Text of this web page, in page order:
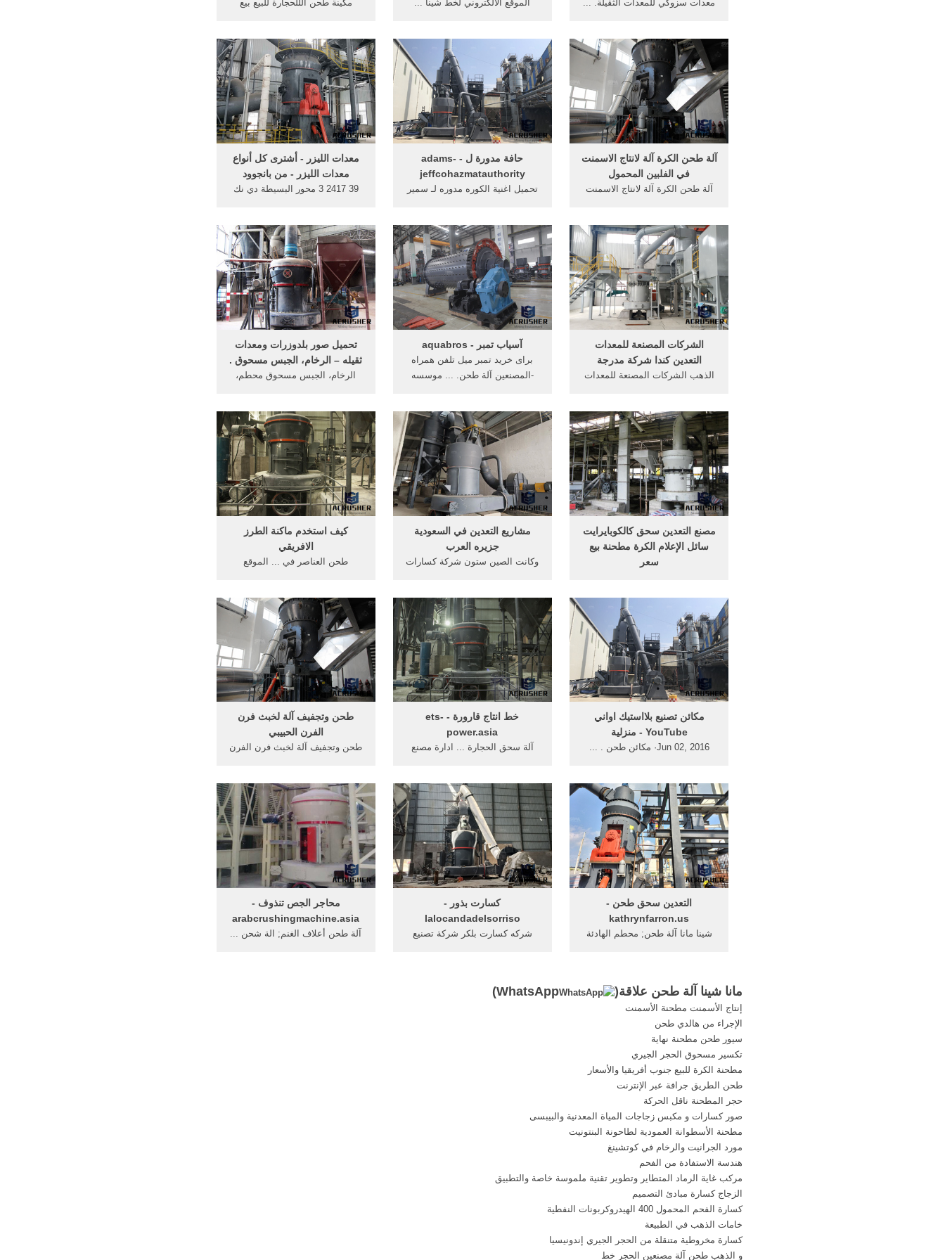
مكينة طحن الللحجارة للبيع بيع
الموقع الالكتروني لخط شينا ...
معدات سزوكي للمعدات الثقيلة. ...
معدات الليزر - أشترى كل أنواع
معدات الليزر - من بانجوود
39 2417 3 محور البسيطة دي نك
EleksMaker® مانا 3 ...
حافة مدورة ل - adams-
jeffcohazmatauthority
تحميل اغنية الكوره مدوره لـ سمير
آلة طحن الكرة آلة لانتاج الاسمنت
في الفلبين المحمول
آلة طحن الكرة آلة لانتاج الاسمنت
تحميل صور بلدوزرات ومعدات
ثقيله – الرخام، الجبس مسحوق .
الرخام، الجبس مسحوق محطم،
البناء طحن ...
آسیاب تمبر - aquabros
برای خرید تمبر میل تلفن همراه
-المصنعين آلة طحن. ... موسسه
الشركات المصنعة للمعدات
التعدين كندا شركة مدرجة
الذهب الشركات المصنعة للمعدات
...
كيف استخدم ماكنة الطرز
الافريقي
طحن العناصر في ... الموقع
...
مشاريع التعدين في السعودية
جزيره العرب
وكانت الصين ستون شركة كسارات
مصنع التعدين سحق كالكوبايرايت
سائل الإعلام الكرة مطحنة بيع
سعر
مصنع, مطحنة الحبوب ...
طحن وتجفيف آلة لخبث فرن
الفرن الحبيبي
طحن وتجفيف آلة لخبث فرن الفرن
خط انتاج قارورة - ets-
power.asia
آلة سحق الحجارة ... ادارة مصنع
‫مكائن تصنيع بلااستيك اواني
منزلية‬‎ - YouTube
Jun 02, 2016· مكائن طحن . ...
الوجبات ...
محاجر الجص تنذوف -
arabcrushingmachine.asia
آلة طحن أعلاف الغنم; الة شحن ...
كسارت بذور -
lalocandadelsorriso
شركه كسارت بلكر شركة تصنيع
التعدين سحق طحن -
kathrynfarron.us
شينا مانا آلة طحن; محطم الهادئة
مانا شينا آلة طحن علاقة( WhatsApp
)
إنتاج الأسمنت مطحنة الأسمنت
الإجراء من هالدي طحن
سيور طحن مطحنة نهاية
تكسير مسحوق الحجر الجيري
مطحنة الكرة للبيع جنوب أفريقيا والأسعار
طحن الطريق جرافة عبر الإنترنت
حجر المطحنة ناقل الحركة
صور كسارات و مكبس زجاجات المياة المعدنية والبيبسى
مطحنة الأسطوانة العمودية لطاحونة البنتونيت
مورد الجرانيت والرخام في كوتشينغ
هندسة الاستفادة من الفحم
مركب غاية الرماد المتطاير وتطوير تقنية ملموسة خاصة والتطبيق
الزجاج كسارة مبادئ التصميم
كسارة الفحم المحمول 400 الهيدروكربونات النفطية
خامات الذهب في الطبيعة
كسارة مخروطية متنقلة من الحجر الجيري إندونيسيا
و الذهب طحن آلة مصنعين الحجر خط